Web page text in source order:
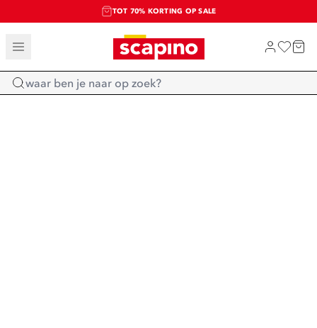
TOT 70% KORTING OP SALE
SALE: LAATSTE KANS!
SHOP NIEUW
Home